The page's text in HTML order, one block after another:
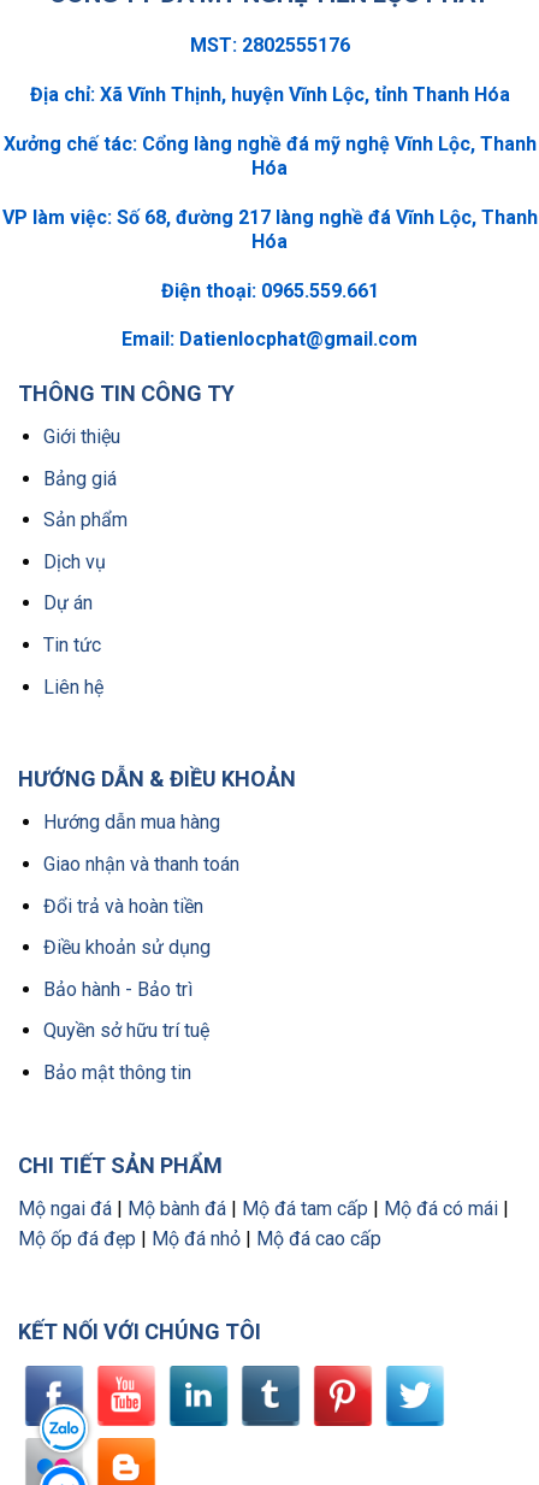
MST: 2802555176
Địa chỉ: Xã Vĩnh Thịnh, huyện Vĩnh Lộc, tỉnh Thanh Hóa
Xưởng chế tác: Cổng làng nghề đá mỹ nghệ Vĩnh Lộc, Thanh
Hóa
VP làm việc: Số 68, đường 217 làng nghề đá Vĩnh Lộc, Thanh
Hóa
Điện thoại: 0965.559.661
Email: Datienlocphat@gmail.com
THÔNG TIN CÔNG TY
Giới thiệu
Bảng giá
Sản phẩm
Dịch vụ
Dự án
Tin tức
Liên hệ
HƯỚNG DẪN & ĐIỀU KHOẢN
Hướng dẫn mua hàng
Giao nhận và thanh toán
Đổi trả và hoàn tiền
Điều khoản sử dụng
Bảo hành - Bảo trì
Quyền sở hữu trí tuệ
Bảo mật thông tin
CHI TIẾT SẢN PHẨM
Mộ ngai đá | Mộ bành đá | Mộ đá tam cấp | Mộ đá có mái |
Mộ ốp đá đẹp | Mộ đá nhỏ | Mộ đá cao cấp
KẾT NỐI VỚI CHÚNG TÔI